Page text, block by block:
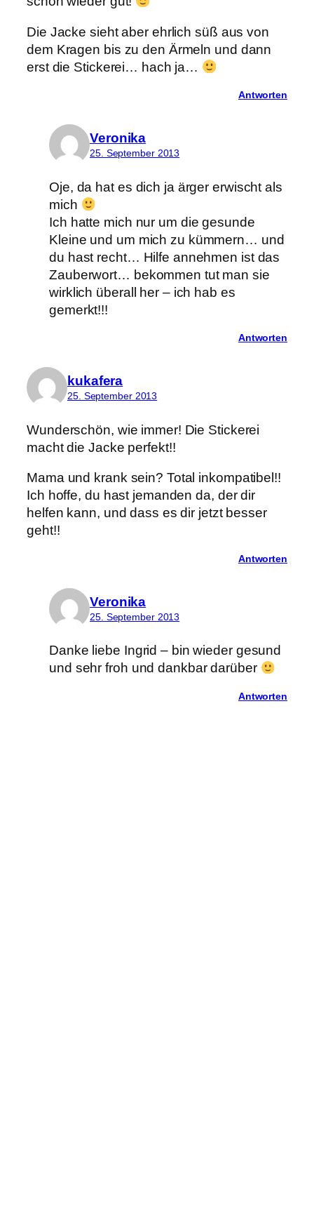
Die Jacke sieht aber ehrlich süß aus von
dem Kragen bis zu den Ärmeln und dann
erst die Stickerei… hach ja…
Antworten
Veronika
25. September 2013
Oje, da hat es dich ja ärger erwischt als
mich
Ich hatte mich nur um die gesunde
Kleine und um mich zu kümmern… und
du hast recht… Hilfe annehmen ist das
Zauberwort… bekommen tut man sie
wirklich überall her – ich hab es
gemerkt!!!
Antworten
kukafera
25. September 2013
Wunderschön, wie immer! Die Stickerei
macht die Jacke perfekt!!
Mama und krank sein? Total inkompatibel!!
Ich hoffe, du hast jemanden da, der dir
helfen kann, und dass es dir jetzt besser
geht!!
Antworten
Veronika
25. September 2013
Danke liebe Ingrid – bin wieder gesund
und sehr froh und dankbar darüber
Antworten